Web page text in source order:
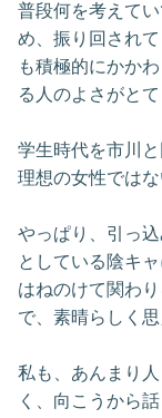
普段何を考えて
め、振り回され
も積極的にかか
る人のよさがと
学生時代を市川
理想の女性ではな
やっぱり、引っ
としている陰キ
はねのけて関わ
で、素晴らしく思
私も、あんまり
く、向こうから